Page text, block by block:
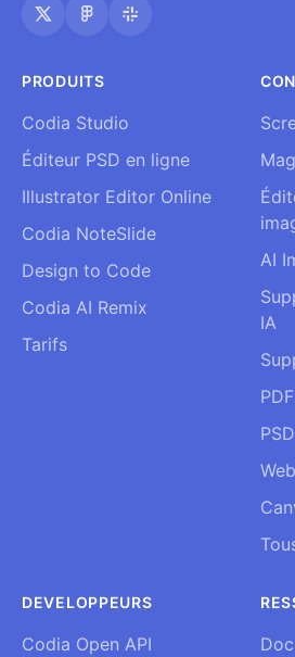
PRODUITS
Codia Studio
Éditeur PSD en ligne
Illustrator Editor Online
Codia NoteSlide
Design to Code
Codia AI Remix
Tarifs
AI
IA
DEVELOPPEURS
Codia Open API